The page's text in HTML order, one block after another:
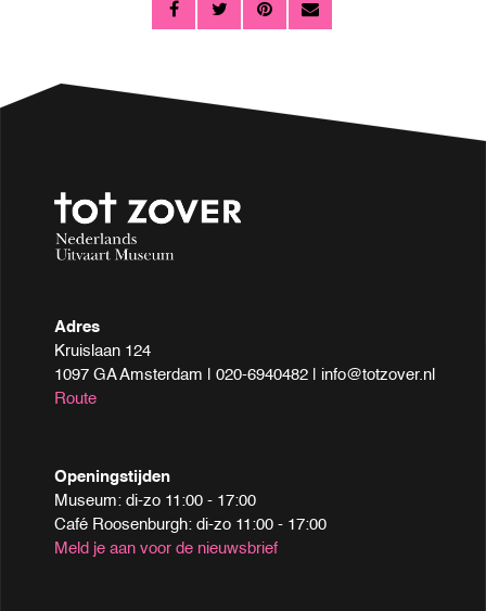
Adres
Kruislaan 124
1097 GA Amsterdam | 020-6940482 | info@totzover.nl
Route
Openingstijden
Museum: di-zo 11:00 - 17:00
Café Roosenburgh: di-zo 11:00 - 17:00
Meld je aan voor de nieuwsbrief